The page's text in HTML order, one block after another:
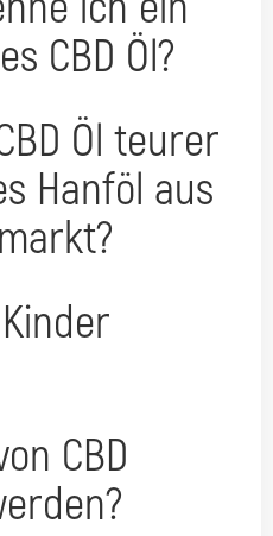
CBD Öl?
Öl teurer
Hanföl aus
CBD